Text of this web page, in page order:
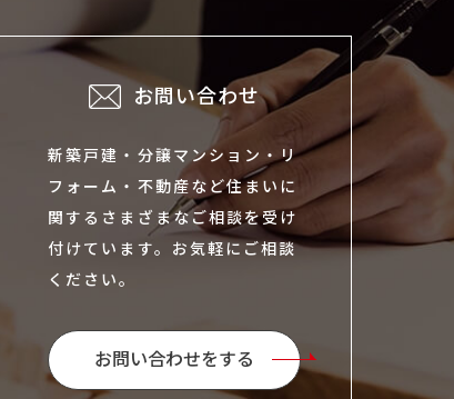
お問い合わせ
新築戸建・分譲マンション・リ
フォーム・不動産など住まいに
関するさまざまなご相談を受け
付けています。お気軽にご相談
ください。
お問い合わせをする